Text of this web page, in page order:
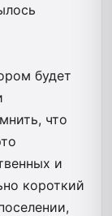
будет
что
и
короткий